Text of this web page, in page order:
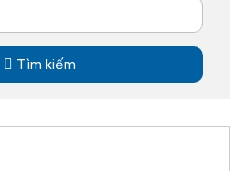
 Tìm kiếm